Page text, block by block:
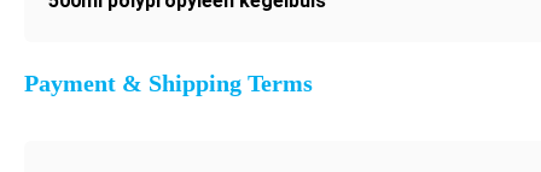
Payment & Shipping Terms